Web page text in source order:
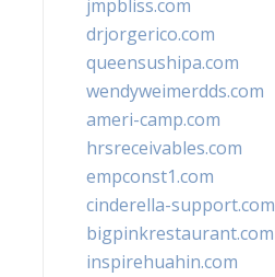
jmpbliss.com
drjorgerico.com
queensushipa.com
wendyweimerdds.com
ameri-camp.com
hrsreceivables.com
empconst1.com
cinderella-support.com
bigpinkrestaurant.com
inspirehuahin.com